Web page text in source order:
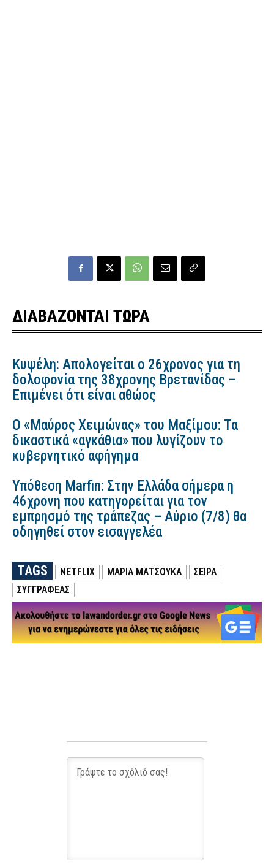
ΔΙΑΒΑΖΟΝΤΑΙ ΤΩΡΑ
Κυψέλη: Απολογείται ο 26χρονος για τη
δολοφονία της 38χρονης Βρετανίδας –
Επιμένει ότι είναι αθώος
Ο «Μαύρος Χειμώνας» του Μαξίμου: Τα
δικαστικά «αγκάθια» που λυγίζουν το
κυβερνητικό αφήγημα
Υπόθεση Marfin: Στην Ελλάδα σήμερα η
46χρονη που κατηγορείται για τον
εμπρησμό της τράπεζας – Αύριο (7/8) θα
οδηγηθεί στον εισαγγελέα
TAGS NETFLIX ΜΑΡΊΑ ΜΑΤΣΟΎΚΑ
ΣΕΙΡΑ
ΣΥΓΓΡΑΦΕΑΣ